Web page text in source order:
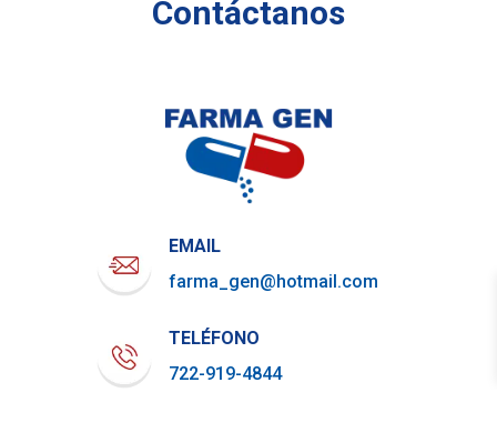
Contáctanos
EMAIL
farma_gen@hotmail.com
TELÉFONO
722-919-4844